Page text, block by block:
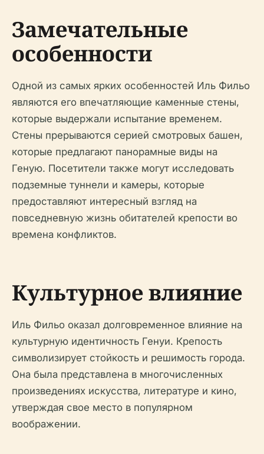
Замечательные
особенности
Одной из самых ярких особенностей Иль Фильо
являются его впечатляющие каменные стены,
которые выдержали испытание временем.
Стены прерываются серией смотровых башен,
которые предлагают панорамные виды на
Геную. Посетители также могут исследовать
подземные туннели и камеры, которые
предоставляют интересный взгляд на
повседневную жизнь обитателей крепости во
времена конфликтов.
Культурное влияние
Иль Фильо оказал долговременное влияние на
культурную идентичность Генуи. Крепость
символизирует стойкость и решимость города.
Она была представлена в многочисленных
произведениях искусства, литературе и кино,
утверждая свое место в популярном
воображении.